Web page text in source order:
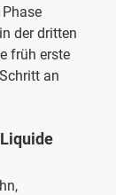
der dritten
früh erste
an